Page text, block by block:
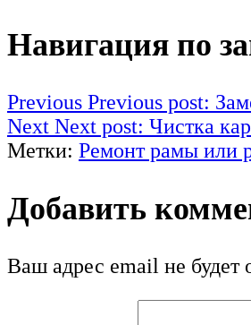
Навигация по
Previous Previous post:
Next Next post: Чистка
Метки: Ремонт рамы или
Добавить
Ваш адрес email не будет